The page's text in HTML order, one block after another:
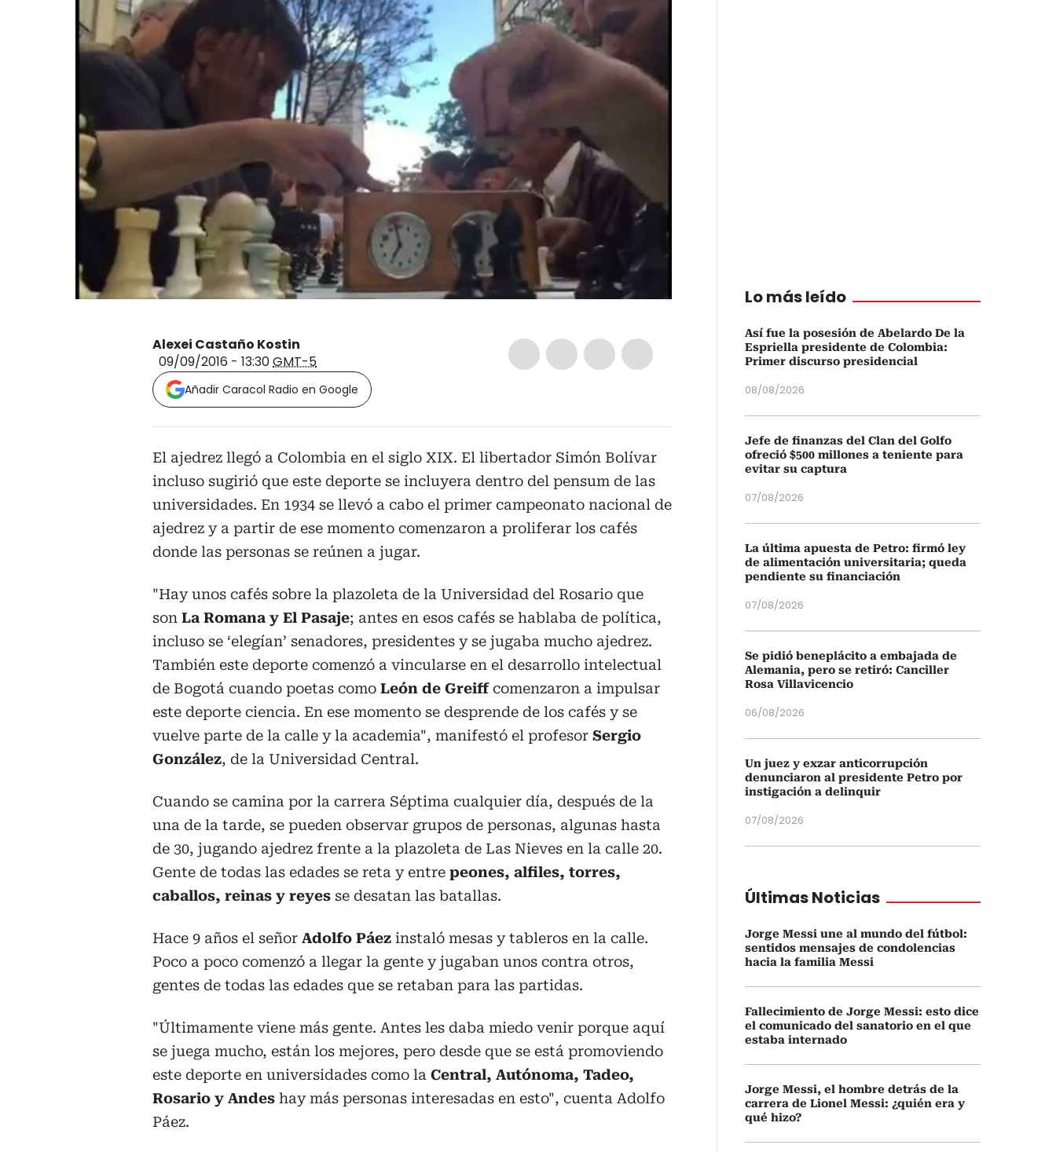
Alexei Castaño Kostin
09/09/2016 - 13:30GMT-5
Añadir Caracol Radio en Google
El ajedrez llegó a Colombia en el siglo XIX. El libertador Simón Bolívar
incluso sugirió que este deporte se incluyera dentro del pensum de las
universidades. En 1934 se llevó a cabo el primer campeonato nacional de
ajedrez y a partir de ese momento comenzaron a proliferar los cafés
donde las personas se reúnen a jugar.
"Hay unos cafés sobre la plazoleta de la Universidad del Rosario que
son La Romana y El Pasaje; antes en esos cafés se hablaba de política,
incluso se ‘elegían’ senadores, presidentes y se jugaba mucho ajedrez.
También este deporte comenzó a vincularse en el desarrollo intelectual
de Bogotá cuando poetas como León de Greiffcomenzaron a impulsar
este deporte ciencia. En ese momento se desprende de los cafés y se
vuelve parte de la calle y la academia", manifestó el profesor Sergio
González, de la Universidad Central.
Cuando se camina por la carrera Séptima cualquier día, después de la
una de la tarde, se pueden observar grupos de personas, algunas hasta
de 30, jugando ajedrez frente a la plazoleta de Las Nieves en la calle 20.
Gente de todas las edades se reta y entre peones, alfiles, torres,
caballos, reinas y reyes se desatan las batallas.
Hace 9 años el señor Adolfo Páez instaló mesas y tableros en la calle.
Poco a poco comenzó a llegar la gente y jugaban unos contra otros,
gentes de todas las edades que se retaban para las partidas.
"Últimamente viene más gente. Antes les daba miedo venir porque aquí
se juega mucho, están los mejores, pero desde que se está promoviendo
este deporte en universidades como la Central, Autónoma, Tadeo,
Rosario y Andes hay más personas interesadas en esto", cuenta Adolfo
Páez.
Lo más leído
Así fue la posesión de Abelardo De la
Espriella presidente de Colombia:
Primer discurso presidencial
08/08/2026
Jefe de finanzas del Clan del Golfo
ofreció $500 millones a teniente para
evitar su captura
07/08/2026
La última apuesta de Petro: firmó ley
de alimentación universitaria; queda
pendiente su financiación
07/08/2026
Se pidió beneplácito a embajada de
Alemania, pero se retiró: Canciller
Rosa Villavicencio
06/08/2026
Un juez y exzar anticorrupción
denunciaron al presidente Petro por
instigación a delinquir
07/08/2026
Últimas Noticias
Jorge Messi une al mundo del fútbol:
sentidos mensajes de condolencias
hacia la familia Messi
Fallecimiento de Jorge Messi: esto dice
el comunicado del sanatorio en el que
estaba internado
Jorge Messi, el hombre detrás de la
carrera de Lionel Messi: ¿quién era y
qué hizo?